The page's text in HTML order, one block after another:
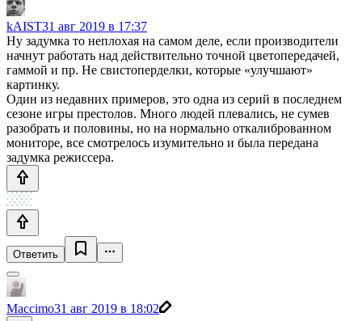
kAIST31 авг 2019 в 17:37
Ну задумка то неплохая на самом деле, если производители
начнут работать над действительно точной цветопередачей,
гаммой и пр. Не свистоперделки, которые «улучшают»
картинку.
Один из недавних примеров, это одна из серий в последнем
сезоне игры престолов. Много людей плевались, не сумев
разобрать и половины, но на нормально откалиброванном
мониторе, все смотрелось изумительно и была передана
задумка режиссера.
Ответить
Maccimo31 авг 2019 в 18:02